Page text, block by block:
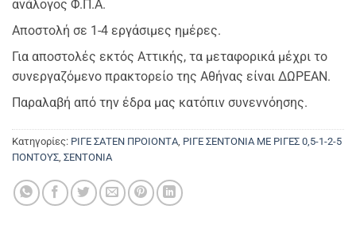
ανάλογος Φ.Π.Α.
Αποστολή σε 1-4 εργάσιμες ημέρες.
Για αποστολές εκτός Αττικής, τα μεταφορικά μέχρι το
συνεργαζόμενο πρακτορείο της Αθήνας είναι ΔΩΡΕΑΝ.
Παραλαβή από την έδρα μας κατόπιν συνεννόησης.
Κατηγορίες: ΡΙΓΕ ΣΑΤΕΝ ΠΡΟΙΟΝΤΑ ΡΙΓΕ ΣΕΝΤΟΝΙΑ ΜΕ ΡΙΓΕΣ 0,5-1-2-5
ΠΟΝΤΟΥΣ ΣΕΝΤΟΝΙΑ